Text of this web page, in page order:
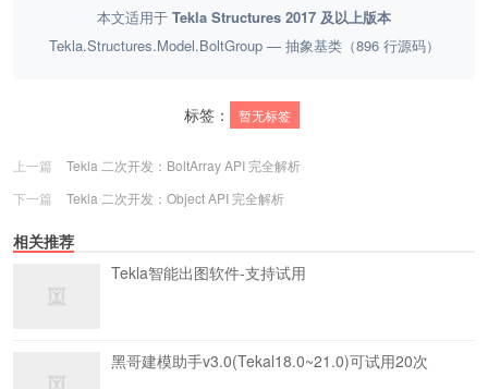
本文适用于 Tekla Structures 2017 及以上版本
Tekla.Structures.Model.BoltGroup — 抽象基类（896 行源码）
标签： 暂无标签
上一篇
Tekla 二次开发：BoltArray API 完全解析
下一篇
Tekla 二次开发：Object API 完全解析
相关推荐
Tekla智能出图软件-支持试用
黑哥建模助手v3.0(Tekal18.0~21.0)可试用20次